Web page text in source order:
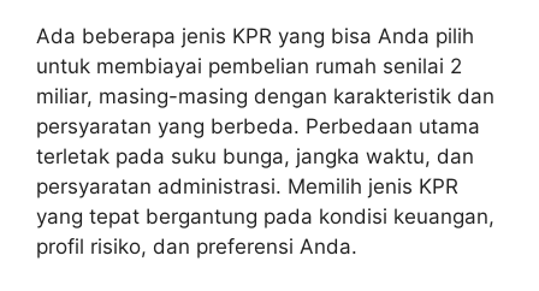
Ada beberapa jenis KPR yang bisa Anda pilih
untuk membiayai pembelian rumah senilai 2
miliar, masing-masing dengan karakteristik dan
persyaratan yang berbeda. Perbedaan utama
terletak pada suku bunga, jangka waktu, dan
persyaratan administrasi. Memilih jenis KPR
yang tepat bergantung pada kondisi keuangan,
profil risiko, dan preferensi Anda.